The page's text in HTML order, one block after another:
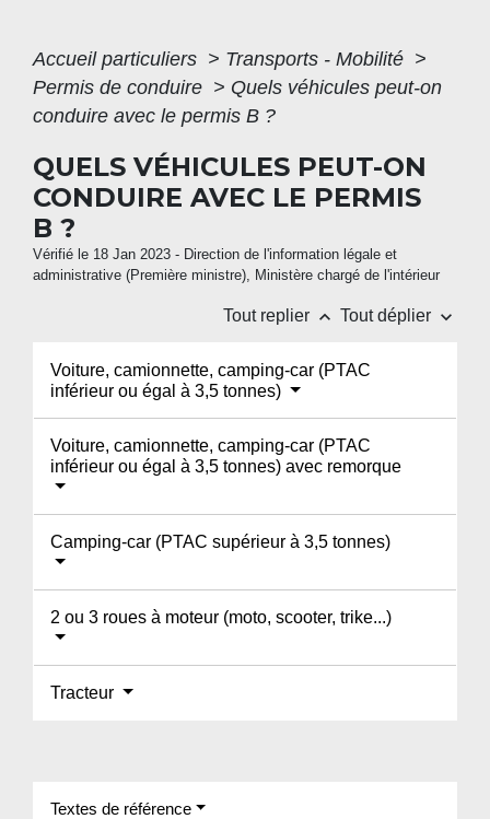
Accueil particuliers > Transports - Mobilité >
Permis de conduire > Quels véhicules peut-on
conduire avec le permis B ?
QUELS VÉHICULES PEUT-ON
CONDUIRE AVEC LE PERMIS
B ?
Vérifié le 18 Jan 2023 - Direction de l'information légale et
administrative (Première ministre), Ministère chargé de l'intérieur
Tout replier keyboard_arrow_up Tout déplier keyboard_arrow_down
Voiture, camionnette, camping-car (PTAC
inférieur ou égal à 3,5 tonnes)
Voiture, camionnette, camping-car (PTAC
inférieur ou égal à 3,5 tonnes) avec remorque
Camping-car (PTAC supérieur à 3,5 tonnes)
2 ou 3 roues à moteur (moto, scooter, trike...)
Tracteur
Textes de référence